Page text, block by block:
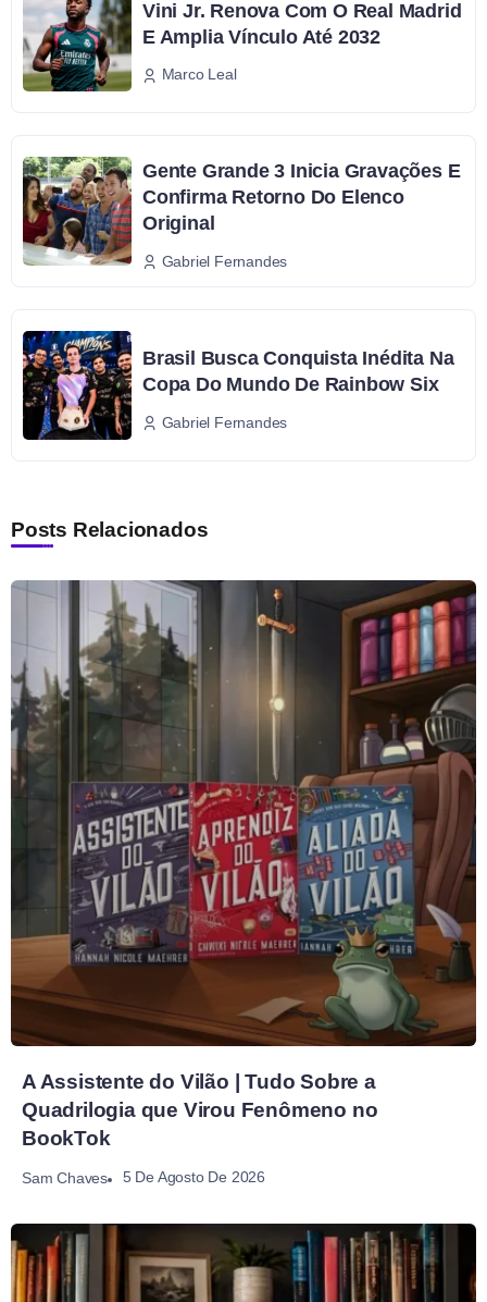
Vini Jr. Renova Com O Real Madrid
E Amplia Vínculo Até 2032
Marco Leal
Gente Grande 3 Inicia Gravações E
Confirma Retorno Do Elenco
Original
Gabriel Fernandes
Brasil Busca Conquista Inédita Na
Copa Do Mundo De Rainbow Six
Gabriel Fernandes
Posts Relacionados
A Assistente do Vilão | Tudo Sobre a
Quadrilogia que Virou Fenômeno no
BookTok
Sam Chaves 5 De Agosto De 2026